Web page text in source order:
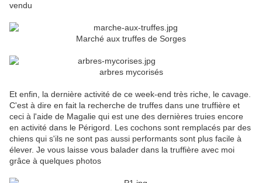
vendu
Marché aux truffes de Sorges
arbres mycorisés
Et enfin, la dernière activité de ce week-end très riche, le cavage.
C'est à dire en fait la recherche de truffes dans une truffière et
ceci à l'aide de Magalie qui est une des dernières truies encore
en activité dans le Périgord. Les cochons sont remplacés par des
chiens qui s'ils ne sont pas aussi performants sont plus facile à
élever. Je vous laisse vous balader dans la truffière avec moi
grâce à quelques photos